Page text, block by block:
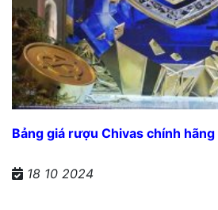
Bảng giá rượu Chivas chính
18 10 2024